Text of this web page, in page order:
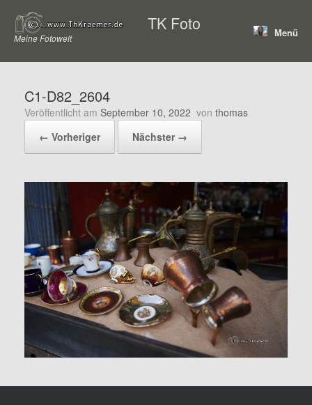
Inhalt
springen
TK Foto
Meine Fotowelt Menü
C1-D82_2604
Veröffentlicht am September 10, 2022 von thomas
← Vorheriger
Nächster →